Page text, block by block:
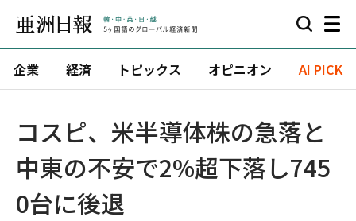
企業 経済 トピックス オピニオン AI PICK
コスピ、米半導体株の急落と
中東の不安で2%超下落し745
0台に後退